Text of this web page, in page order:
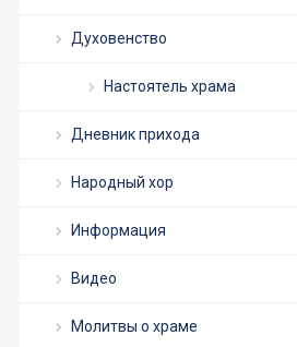
Духовенство
Настоятель храма
Дневник прихода
Народный хор
Информация
Видео
Молитвы о храме